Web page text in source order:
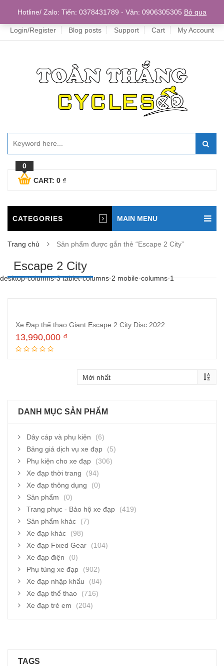
Home
Login/Register Blog posts Support Cart My Account
0
CART: 0 ₫
CATEGORIES MAIN MENU
Trang chủ Sản phẩm được gắn thẻ “Escape 2 City”
Escape 2 City
desktop-columns-3 tablet-columns-2 mobile-columns-1
Xe Đạp thể thao Giant Escape 2 City Disc 2022
13,990,000 ₫
DANH MỤC SẢN PHẨM
Dây cáp và phụ kiện
(6)
Bảng giá dịch vụ xe đạp
(5)
Phụ kiện cho xe đạp
(306)
Xe đạp thời trang
(94)
Xe đạp thông dụng
(0)
Sản phẩm
(0)
Trang phục - Bảo hộ xe đạp
(419)
Sản phẩm khác
(7)
Xe đạp khác
(98)
Xe đạp Fixed Gear
(104)
Xe đạp điện
(0)
Phụ tùng xe đạp
(902)
Xe đạp nhập khẩu
(84)
Xe đạp thể thao
(716)
Xe đạp trẻ em
(204)
TAGS
Hotline/ Zalo: Tiến: 0378431789 - Vân: 0906305305 Bỏ qua